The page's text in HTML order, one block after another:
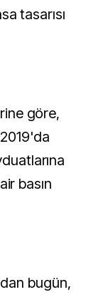
tasarısı
göre,
basın
bugün,